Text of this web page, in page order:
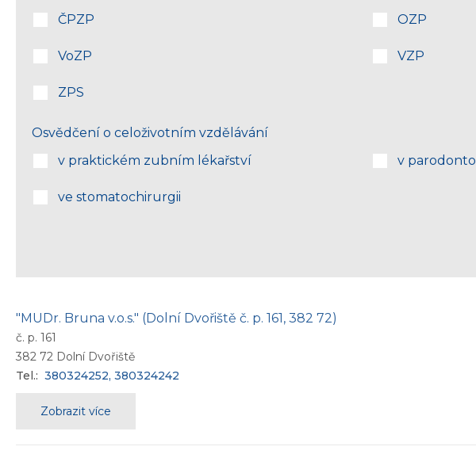
ČPZP
OZP
VoZP VZP
ZPS
Osvědčení o celoživotním vzdělávání
v praktickém zubním lékařství
v
ve stomatochirurgii
"MUDr. Bruna v.o.s." (Dolní Dvořiště č. p. 161, 382 72)
č. p. 161
382 72 Dolní Dvořiště
Tel.: 380324252, 380324242
Zobrazit více